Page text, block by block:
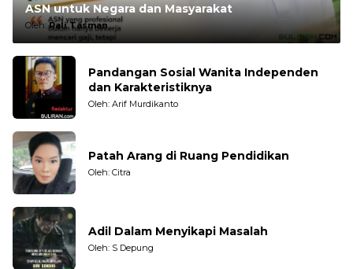
ASN untuk Negara dan Masyarakat
Oleh:Rali Tasman
Pandangan Sosial Wanita Independen
dan Karakteristiknya
Oleh: Arif Murdikanto
Patah Arang di Ruang Pendidikan
Oleh: Citra
Adil Dalam Menyikapi Masalah
Oleh: S Depung